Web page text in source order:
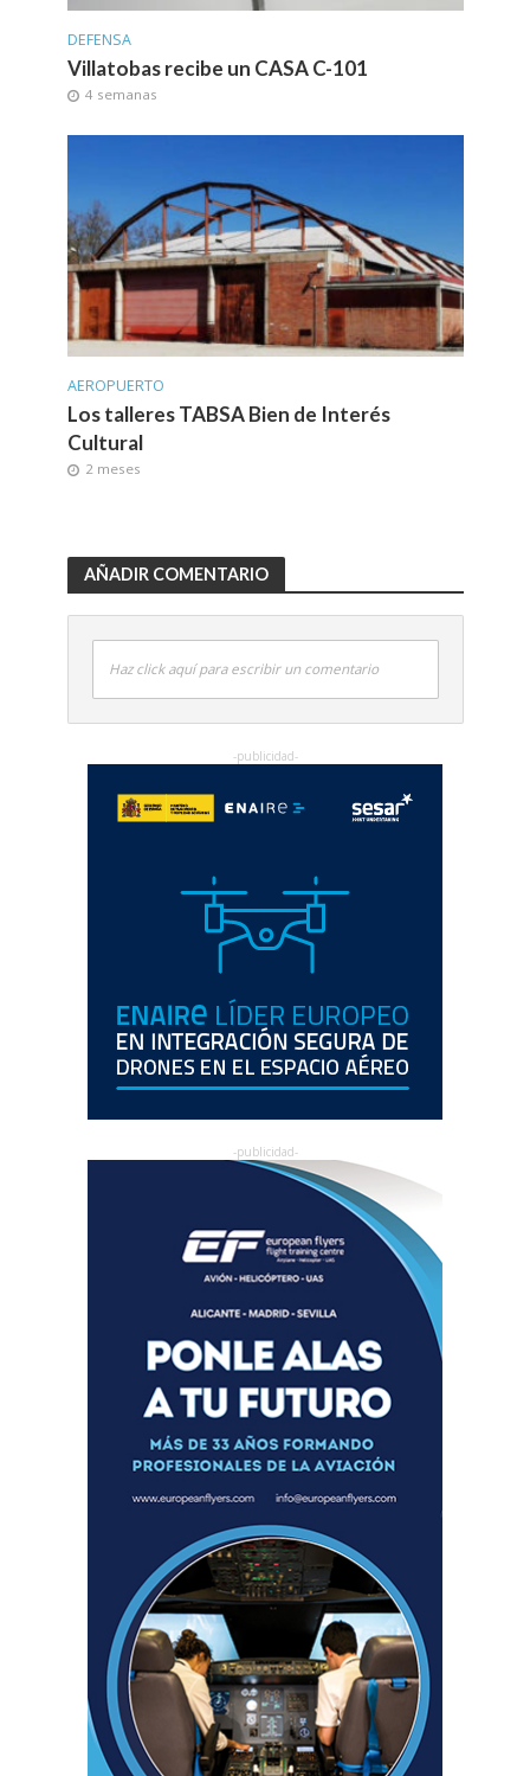
DEFENSA
Villatobas recibe un CASA C-101
4 semanas
AEROPUERTO
Los talleres TABSA Bien de Interés
Cultural
2 meses
AÑADIR COMENTARIO
Haz click aquí para escribir un comentario